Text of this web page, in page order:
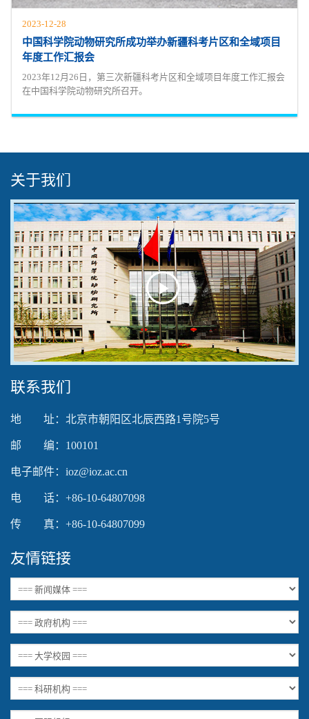
2023-12-28
中国科学院动物研究所成功举办新疆科考片区和全域项目
年度工作汇报会
2023年12月26日，第三次新疆科考片区和全域项目年度工作汇报会
在中国科学院动物研究所召开。
关于我们
Play
Video
联系我们
地 址：北京市朝阳区北辰西路1号院5号
邮 编：100101
电子邮件：ioz@ioz.ac.cn
电 话：+86-10-64807098
传 真：+86-10-64807099
友情链接